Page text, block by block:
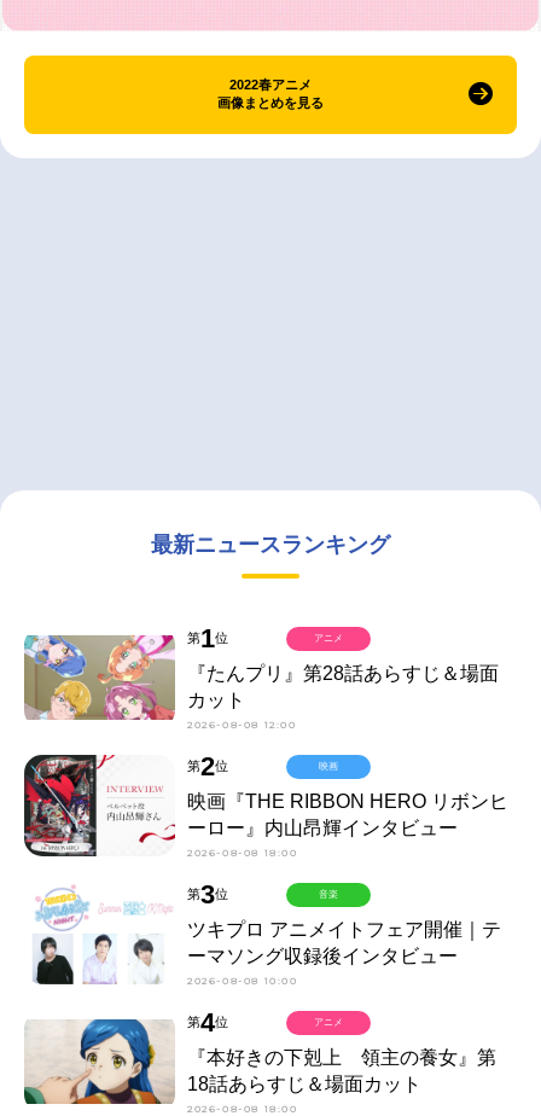
2022春アニメ
画像まとめを見る
最新ニュースランキング
第1位
『たんプリ』第28話あらすじ＆場面
カット
2026-08-08 12:00
アニメ
第2位
映画『THE RIBBON HERO リボンヒ
ーロー』内山昂輝インタビュー
2026-08-08 18:00
映画
第3位
ツキプロ アニメイトフェア開催｜テ
ーマソング収録後インタビュー
2026-08-08 10:00
音楽
第4位
『本好きの下剋上 領主の養女』第
18話あらすじ＆場面カット
2026-08-08 18:00
アニメ